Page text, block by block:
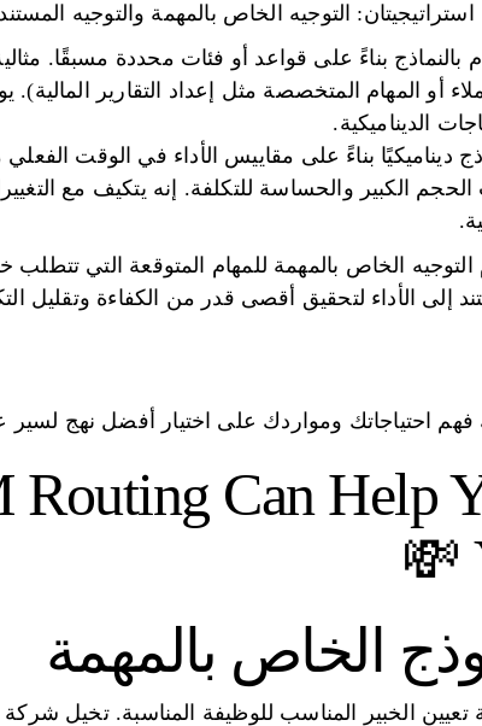
استراتيجيتان: التوجيه الخاص بالمهمة والتوجيه
بالنماذج بناءً على قواعد أو فئات محددة مسبقًا.
أو المهام المتخصصة مثل إعداد التقارير المالية).
الديناميكية.
ديناميكيًا بناءً على مقاييس الأداء في الوقت
الكبير والحساسة للتكلفة. إنه يتكيف مع
الخاص بالمهمة للمهام المتوقعة التي تتطلب
إلى الأداء لتحقيق أقصى قدر من الكفاءة وتقليل
احتياجاتك ومواردك على اختيار أفضل نهج لسير
Can Help
الخاص بالمهمة
الخبير المناسب للوظيفة المناسبة. تخيل شركة